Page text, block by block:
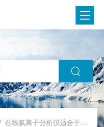
在线氟离子分析仪适合于含有氟离子的场合